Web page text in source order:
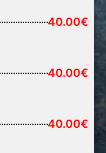
40.00€
40.00€
40.00€